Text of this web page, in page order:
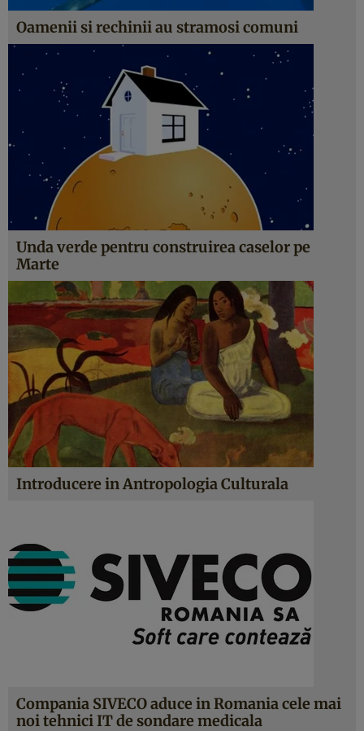
Oamenii si rechinii au stramosi comuni
Unda verde pentru construirea caselor pe
Marte
Introducere in Antropologia Culturala
Compania SIVECO aduce in Romania cele mai
noi tehnici IT de sondare medicala